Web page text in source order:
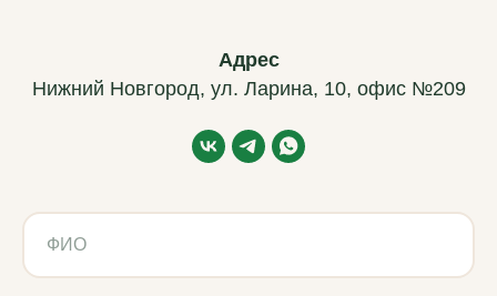
Адрес
Нижний Новгород, ул. Ларина, 10, офис №209
Политика обработки данных
Частые вопросы